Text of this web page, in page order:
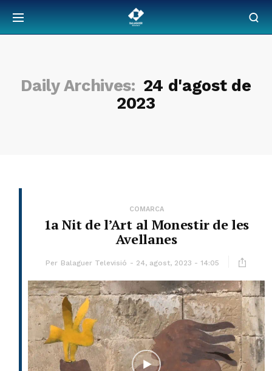
Daily Archives: 24 d'agost de
2023
COMARCA
1a Nit de l’Art al Monestir de les
Avellanes
Per Balaguer Televisió 24, agost, 2023 - 14:05